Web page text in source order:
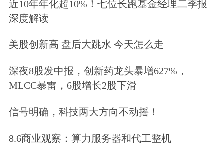
近10年年化超10%！七位长跑基金经理二季报
深度解读
美股创新高 盘后大跳水 今天怎么走
深夜8股发中报，创新药龙头暴增627%，
MLCC暴雷，6股增长2股下滑
信号明确，科技两大方向不动摇！
8.6商业观察：算力服务器和代工整机